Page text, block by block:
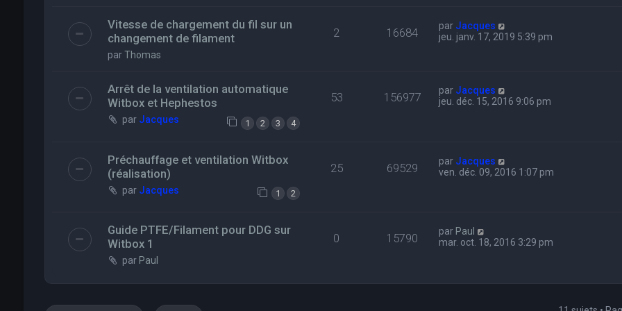
Vitesse de chargement du fil sur un
changement de filament
parThomas
2 16684 par Jacques
jeu. janv. 17, 2019 5:39 pm
Arrêt de la ventilation automatique
Witbox et Hephestos
par Jacques 1 2 3 4
53 156977 par Jacques
jeu. déc. 15, 2016 9:06 pm
Préchauffage et ventilation Witbox
(réalisation)
par Jacques 1 2
25 69529 par Jacques
ven. déc. 09, 2016 1:07 pm
Guide PTFE/Filament pour DDG sur
Witbox 1
par Paul
0 15790 par Paul
mar. oct. 18, 2016 3:29 pm